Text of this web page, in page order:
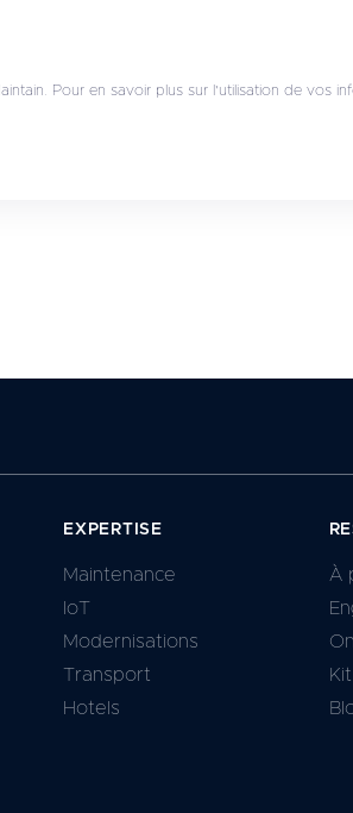
Pour en savoir plus sur l'utilisation de vos
EXPERTISE
Maintenance
IoT
Modernisations
Transport
Hotels
À